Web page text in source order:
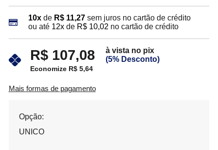
10xde R$ 11,27 sem juros no cartão de crédito
ou até 12xde R$ 10,02 no cartão de crédito
R$ 107,08
à vista no pix
(5% Desconto)
Economize R$ 5,64
Mais formas de pagamento
Opção:
UNICO